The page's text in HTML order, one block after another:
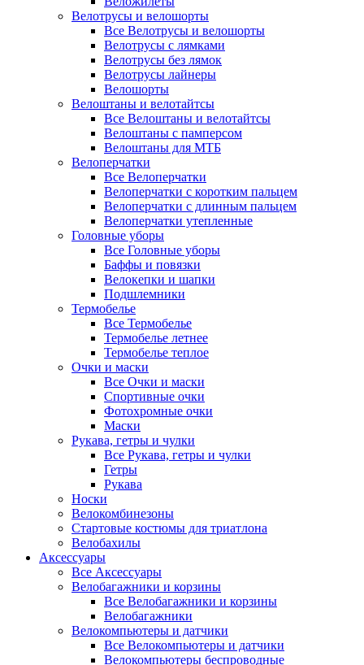
Велотрусы и велошорты
Все Велотрусы и велошорты
Велотрусы с лямками
Велотрусы без лямок
Велотрусы лайнеры
Велошорты
Велоштаны и велотайтсы
Все Велоштаны и велотайтсы
Велоштаны с памперсом
Велоштаны для МТБ
Велоперчатки
Все Велоперчатки
Велоперчатки с коротким пальцем
Велоперчатки с длинным пальцем
Велоперчатки утепленные
Головные уборы
Все Головные уборы
Баффы и повязки
Велокепки и шапки
Подшлемники
Термобелье
Все Термобелье
Термобелье летнее
Термобелье теплое
Очки и маски
Все Очки и маски
Спортивные очки
Фотохромные очки
Маски
Рукава, гетры и чулки
Все Рукава, гетры и чулки
Гетры
Рукава
Носки
Велокомбинезоны
Стартовые костюмы для триатлона
Велобахилы
Аксессуары
Все Аксессуары
Велобагажники и корзины
Все Велобагажники и корзины
Велобагажники
Велокомпьютеры и датчики
Все Велокомпьютеры и датчики
Велокомпьютеры беспроводные